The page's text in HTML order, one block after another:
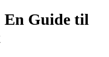
Guide til